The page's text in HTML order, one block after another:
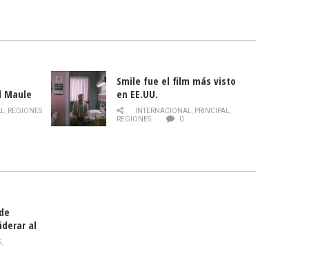
Maule
de la
, REGIONES
Smile fue el film más visto
en EE.UU.
INTERNACIONAL, PRINCIPAL,
REGIONES
0
al
,